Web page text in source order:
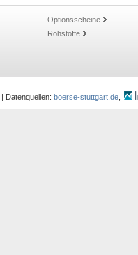
Optionsscheine
Rohstoffe
| Datenquellen: boerse-stuttgart.de,